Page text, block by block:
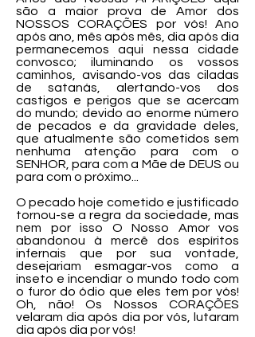
são a maior prova de Amor dos
NOSSOS CORAÇÕES por vós! Ano
após ano, mês após mês, dia após dia
permanecemos aqui nessa cidade
convosco; iluminando os vossos
caminhos, avisando-vos das ciladas
de satanás, alertando-vos dos
castigos e perigos que se acercam
do mundo; devido ao enorme número
de pecados e da gravidade deles,
que atualmente são cometidos sem
nenhuma atenção para com o
SENHOR, para com a Mãe de DEUS ou
para com o próximo...
O pecado hoje cometido e justificado
tornou-se a regra da sociedade, mas
nem por isso O Nosso Amor vos
abandonou à mercê dos espíritos
infernais que por sua vontade,
desejariam esmagar-vos como a
inseto e incendiar o mundo todo com
o furor do ódio que eles tem por vós!
Oh, não! Os Nossos CORAÇÕES
velaram dia após dia por vós, lutaram
dia após dia por vós!